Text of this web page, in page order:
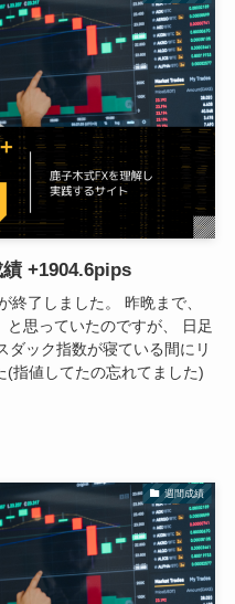
績 +1904.6pips
了しました。 昨晩まで、
と思っていたのですが、 日足
ダック指数が寝ている間にリ
(指値してたの忘れてました)
週間成績